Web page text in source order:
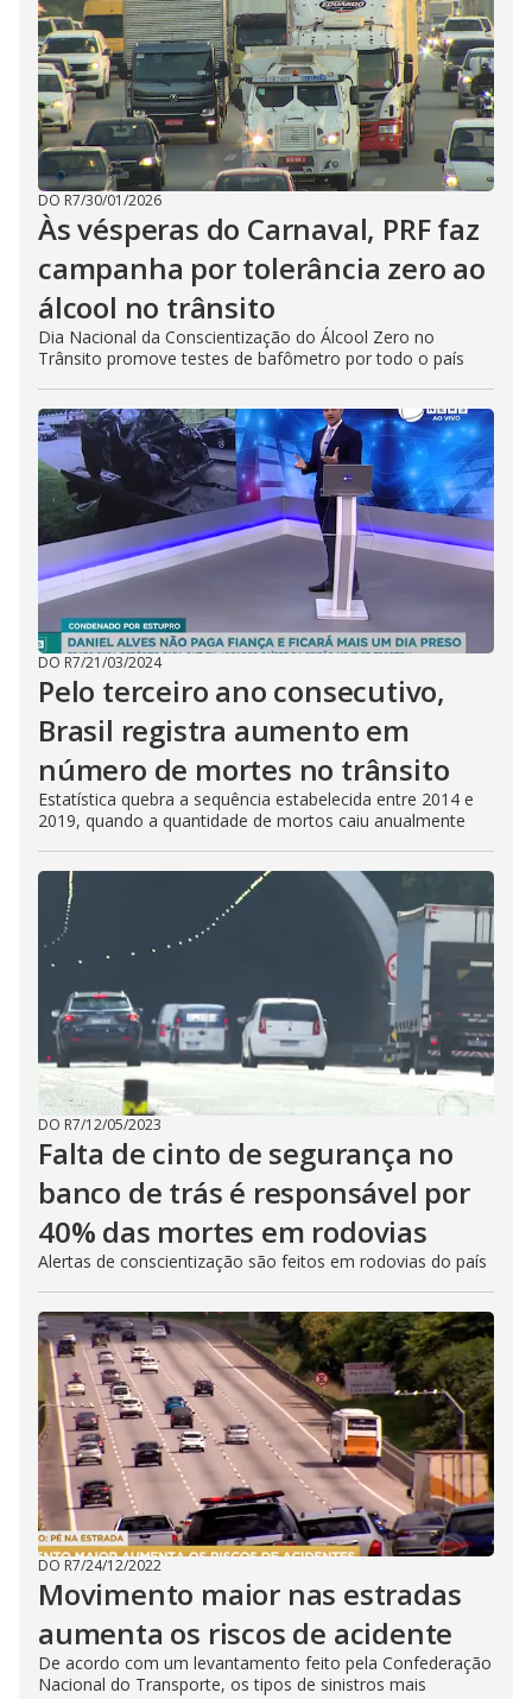
DO R7/30/01/2026
Às vésperas do Carnaval, PRF faz
campanha por tolerância zero ao
álcool no trânsito
Dia Nacional da Conscientização do Álcool Zero no
Trânsito promove testes de bafômetro por todo o país
DO R7/21/03/2024
Pelo terceiro ano consecutivo,
Brasil registra aumento em
número de mortes no trânsito
Estatística quebra a sequência estabelecida entre 2014 e
2019, quando a quantidade de mortos caiu anualmente
DO R7/12/05/2023
Falta de cinto de segurança no
banco de trás é responsável por
40% das mortes em rodovias
Alertas de conscientização são feitos em rodovias do país
DO R7/24/12/2022
Movimento maior nas estradas
aumenta os riscos de acidente
De acordo com um levantamento feito pela Confederação
Nacional do Transporte, os tipos de sinistros mais